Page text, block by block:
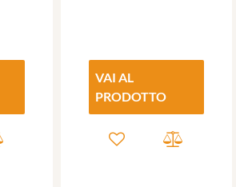
VAI AL
PRODOTTO